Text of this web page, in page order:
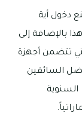
دخول أية
بالإضافة إلى
تتضمن أجهزة
السائقين
السنوية